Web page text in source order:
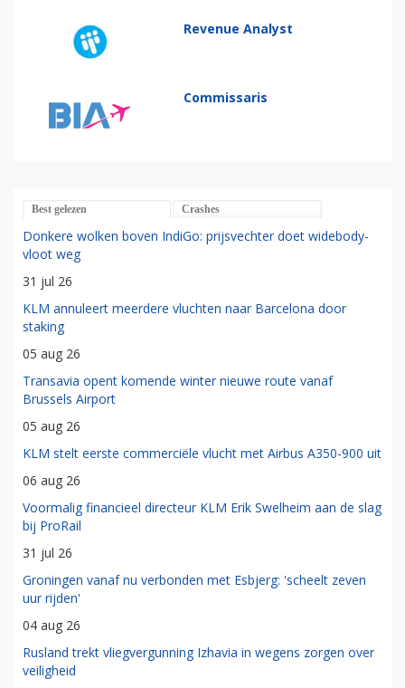
Revenue Analyst
Commissaris
Best gelezen Crashes
Donkere wolken boven IndiGo: prijsvechter doet widebody-
vloot weg
31 jul 26
KLM annuleert meerdere vluchten naar Barcelona door
staking
05 aug 26
Transavia opent komende winter nieuwe route vanaf
Brussels Airport
05 aug 26
KLM stelt eerste commerciële vlucht met Airbus A350-900 uit
06 aug 26
Voormalig financieel directeur KLM Erik Swelheim aan de slag
bij ProRail
31 jul 26
Groningen vanaf nu verbonden met Esbjerg: 'scheelt zeven
uur rijden'
04 aug 26
Rusland trekt vliegvergunning Izhavia in wegens zorgen over
veiligheid